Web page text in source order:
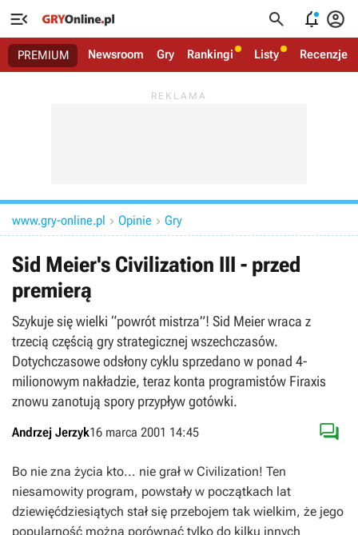
   
PREMIUM Newsroom Gry Rankingi Listy Recenzje
www.gry-online.pl  Opinie  Gry
Sid Meier's Civilization III - przed
premierą
Szykuje się wielki “powrót mistrza”! Sid Meier wraca z
trzecią częścią gry strategicznej wszechczasów.
Dotychczasowe odsłony cyklu sprzedano w ponad 4-
milionowym nakładzie, teraz konta programistów Firaxis
znowu zanotują spory przypływ gotówki.
Andrzej Jerzyk16 marca 2001 14:45 
Bo nie zna życia kto... nie grał w Civilization! Ten
niesamowity program, powstały w początkach lat
dziewięćdziesiątych stał się przebojem tak wielkim, że jego
popularność można porównać tylko do kilku innych